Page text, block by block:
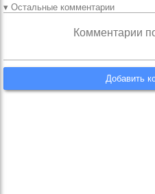
▾ Остальные комментарии
Комментарии
Добавить